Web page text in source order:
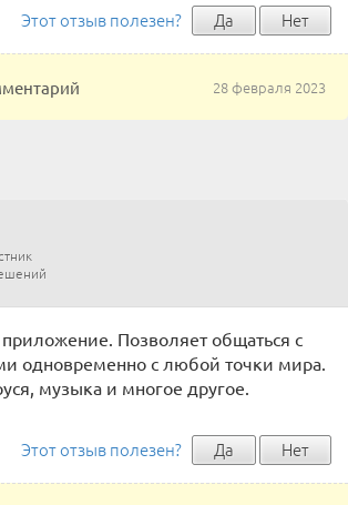
Этот отзыв полезен? Да Нет
28 февраля 2023
Позволяет общаться с
одновременно с любой точки мира.
музыка и многое другое.
Этот отзыв полезен? Да Нет